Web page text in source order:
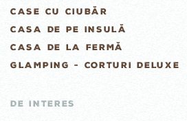
CASE CU CIUBĂR
CASA DE PE INSULĂ
CASA DE LA FERMĂ
GLAMPING - CORTURI DELUXE
DE INTERES